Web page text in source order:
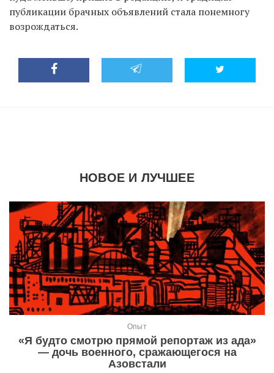
публикации брачных объявлений стала понемногу
возрождаться.
НОВОЕ И ЛУЧШЕЕ
Опыт
«Я будто смотрю прямой репортаж из ада»
— дочь военного, сражающегося на
Азовстали